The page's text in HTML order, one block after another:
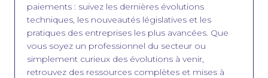
paiements : suivez les dernières évolutions
techniques, les nouveautés législatives et les
pratiques des entreprises les plus avancées. Que
vous soyez un professionnel du secteur ou
simplement curieux des évolutions à venir,
retrouvez des ressources complètes et mises à